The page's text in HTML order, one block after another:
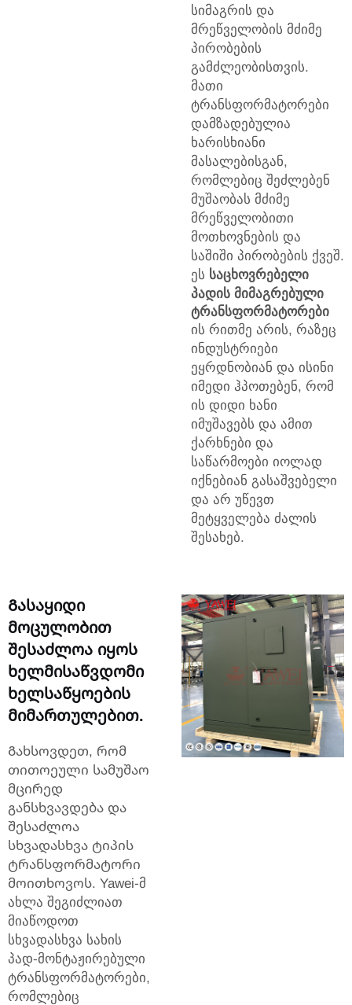
სიმაგრის და
მრეწველობის მძიმე
პირობების
გამძლეობისთვის.
მათი
ტრანსფორმატორები
დამზადებულია
ხარისხიანი
მასალებისგან,
რომლებიც შეძლებენ
მუშაობას მძიმე
მრეწველობითი
მოთხოვნების და
საშიში პირობების ქვეშ.
ეს საცხოვრებელი
პადის მიმაგრებული
ტრანსფორმატორები
ის რითმე არის, რაზეც
ინდუსტრიები
ეყრდნობიან და ისინი
იმედი ჰპოთებენ, რომ
ის დიდი ხანი
იმუშავებს და ამით
ქარხნები და
საწარმოები იოლად
იქნებიან გასაშვებელი
და არ უწევთ
მეტყველება ძალის
შესახებ.
Გასაყიდი
მოცულობით
შესაძლოა იყოს
ხელმისაწვდომი
ხელსაწყოების
მიმართულებით.
Გახსოვდეთ, რომ
თითოეული სამუშაო
მცირედ
განსხვავდება და
შესაძლოა
სხვადასხვა ტიპის
ტრანსფორმატორი
მოითხოვოს. Yawei-მ
ახლა შეგიძლიათ
მიაწოდოთ
სხვადასხვა სახის
პად-მონტაჟირებული
ტრანსფორმატორები,
რომლებიც